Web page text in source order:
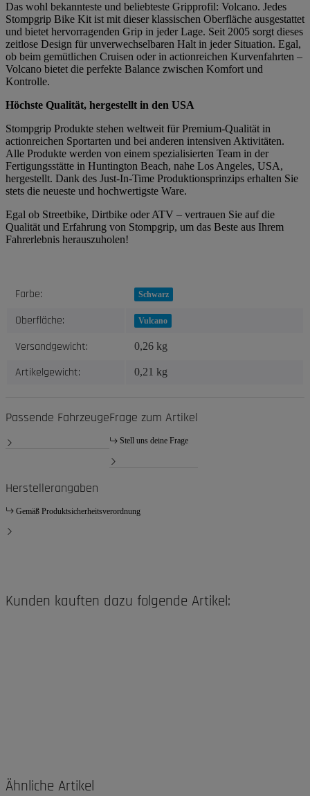
Das wohl bekannteste und beliebteste Gripprofil: Volcano. Jedes
Stompgrip Bike Kit ist mit dieser klassischen Oberfläche ausgestattet
und bietet hervorragenden Grip in jeder Lage. Seit 2005 sorgt dieses
zeitlose Design für unverwechselbaren Halt in jeder Situation. Egal,
ob beim gemütlichen Cruisen oder in actionreichen Kurvenfahrten –
Volcano bietet die perfekte Balance zwischen Komfort und
Kontrolle.
Höchste Qualität, hergestellt in den USA
Stompgrip Produkte stehen weltweit für Premium-Qualität in
actionreichen Sportarten und bei anderen intensiven Aktivitäten.
Alle Produkte werden von einem spezialisierten Team in der
Fertigungsstätte in Huntington Beach, nahe Los Angeles, USA,
hergestellt. Dank des Just-In-Time Produktionsprinzips erhalten Sie
stets die neueste und hochwertigste Ware.
Egal ob Streetbike, Dirtbike oder ATV – vertrauen Sie auf die
Qualität und Erfahrung von Stompgrip, um das Beste aus Ihrem
Fahrerlebnis herauszuholen!
Produkteigenschaft
Wert
Farbe: Schwarz
Oberfläche: Vulcano
Versandgewicht: 0,26 kg
Artikelgewicht: 0,21 kg
Passende FahrzeugeFrage zum Artikel
Stell uns deine Frage
Herstellerangaben
Gemäß Produktsicherheitsverordnung
Kunden kauften dazu folgende Artikel:
Ähnliche Artikel